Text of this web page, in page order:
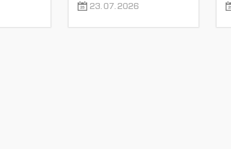
23.07.2026